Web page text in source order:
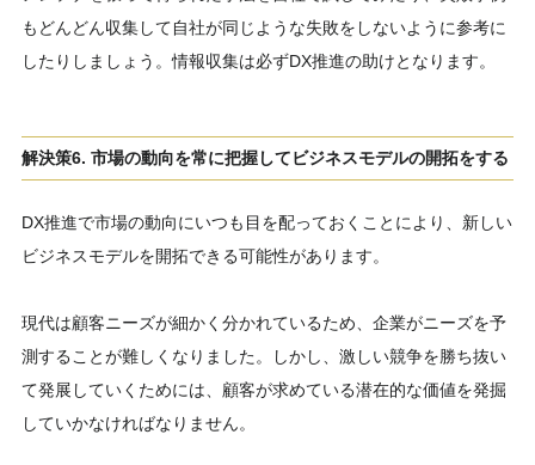
もどんどん収集して自社が同じような失敗をしないように参考に
したりしましょう。情報収集は必ずDX推進の助けとなります。
解決策6. 市場の動向を常に把握してビジネスモデルの開拓をする
DX推進で市場の動向にいつも目を配っておくことにより、新しい
ビジネスモデルを開拓できる可能性があります。
現代は顧客ニーズが細かく分かれているため、企業がニーズを予
測することが難しくなりました。しかし、激しい競争を勝ち抜い
て発展していくためには、顧客が求めている潜在的な価値を発掘
していかなければなりません。